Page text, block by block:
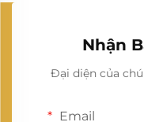
Nhận
Đại diện của
Email